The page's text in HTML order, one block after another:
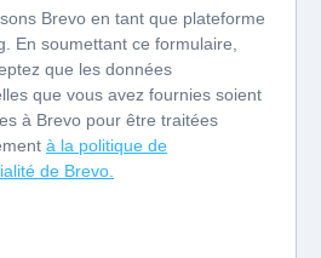
Brevo en tant que plateforme
En soumettant ce formulaire,
que les données
que vous avez fournies soient
à Brevo pour être traitées
à la politique de
de Brevo.